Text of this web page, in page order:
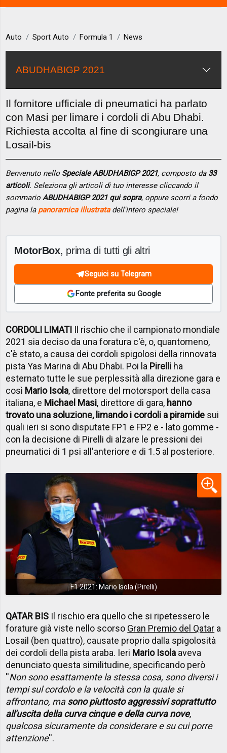
Auto Sport Auto Formula 1 News
ABUDHABIGP 2021
Il fornitore ufficiale di pneumatici ha parlato
con Masi per limare i cordoli di Abu Dhabi.
Richiesta accolta al fine di scongiurare una
Losail-bis
Benvenuto nello Speciale ABUDHABIGP 2021, composto da 33
articoli. Seleziona gli articoli di tuo interesse cliccando il
sommarioABUDHABIGP 2021 qui sopra, oppure scorri a fondo
pagina la panoramica illustratadell'intero speciale!
MotorBox, prima di tutti gli altri
Seguici su Telegram
Fonte preferita su Google
CORDOLI LIMATI Il rischio che il campionato mondiale
2021 sia deciso da una foratura c'è, o, quantomeno,
c'è stato, a causa dei cordoli spigolosi della rinnovata
pista Yas Marina di Abu Dhabi. Poi la Pirelli ha
esternato tutte le sue perplessità alla direzione gara e
così Mario Isola, direttore del motorsport della casa
italiana, e Michael Masi, direttore di gara, hanno
trovato una soluzione, limando i cordoli a piramide sui
quali ieri si sono disputate FP1 e FP2 e - lato gomme -
con la decisione di Pirelli di alzare le pressioni dei
pneumatici di 1 psi all'anteriore e di 1.5 al posteriore.
F1 2021: Mario Isola (Pirelli)
QATAR BIS Il rischio era quello che si ripetessero le
forature già viste nello scorso Gran Premio del Qatar a
Losail (ben quattro), causate proprio dalla spigolosità
dei cordoli della pista araba. Ieri Mario Isola aveva
denunciato questa similitudine, specificando però
''Non sono esattamente la stessa cosa, sono diversi i
tempi sul cordolo e la velocità con la quale si
affrontano, masono piuttosto aggressivi soprattutto
all'uscita della curva cinque e della curva nove,
qualcosa sicuramente da considerare e su cui porre
attenzione''.